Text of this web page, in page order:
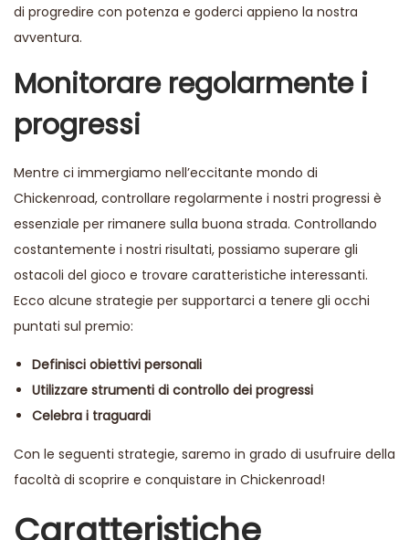
di progredire con potenza e goderci appieno la nostra
avventura.
Monitorare regolarmente i
progressi
Mentre ci immergiamo nell’eccitante mondo di
Chickenroad, controllare regolarmente i nostri progressi è
essenziale per rimanere sulla buona strada. Controllando
costantemente i nostri risultati, possiamo superare gli
ostacoli del gioco e trovare caratteristiche interessanti.
Ecco alcune strategie per supportarci a tenere gli occhi
puntati sul premio:
Definisci obiettivi personali
Utilizzare strumenti di controllo dei progressi
Celebra i traguardi
Con le seguenti strategie, saremo in grado di usufruire della
facoltà di scoprire e conquistare in Chickenroad!
Caratteristiche